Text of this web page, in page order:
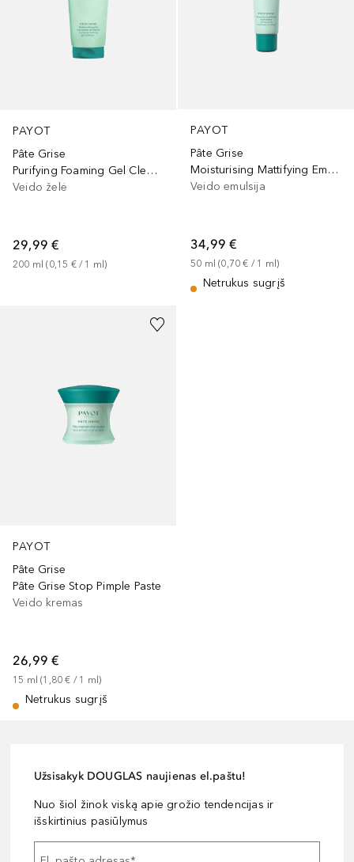
PAYOT
Pâte Grise
Purifying Foaming Gel Cleanser
Veido želė
29,99 €
200 ml (0,15 € / 1 ml)
PAYOT
Pâte Grise
Moisturising Mattifying Emulsion
Veido emulsija
34,99 €
50 ml (0,70 € / 1 ml)
Netrukus sugrįš
PAYOT
Pâte Grise
Pâte Grise Stop Pimple Paste
Veido kremas
26,99 €
15 ml (1,80 € / 1 ml)
Netrukus sugrįš
Užsisakyk DOUGLAS naujienas el.paštu!
Nuo šiol žinok viską apie grožio tendencijas ir
išskirtinius pasiūlymus